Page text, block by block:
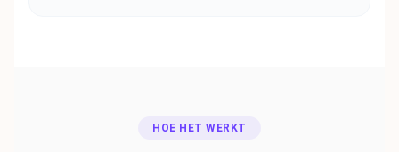
HOE HET WERKT